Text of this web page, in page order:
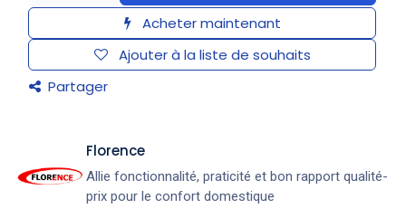
Acheter maintenant
Ajouter à la liste de souhaits
Partager
​Florence
Allie fonctionnalité, praticité et bon rapport qualité-
prix pour le confort domestique